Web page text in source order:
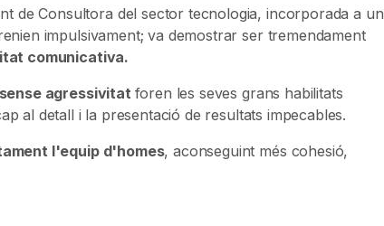
de Consultora del sector tecnologia, incorporada a un
impulsivament; va demostrar ser tremendament
comunicativa.
agressivitat foren les seves grans habilitats
al detall i la presentació de resultats impecables.
l'equip d'homes, aconseguint més cohesió,